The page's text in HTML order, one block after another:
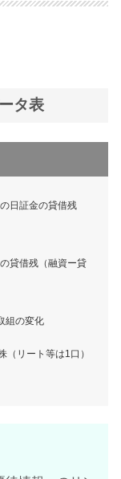
タ表
日証金の貸借残
貸借残（融資ー貸
組の変化
（リート等は1口）